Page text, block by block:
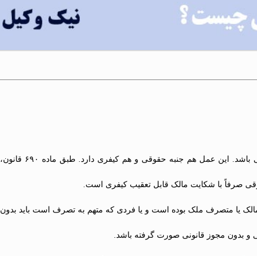
تعریف این کلمه یعنی تصرف غیرقانونی در ملک فرد دیگری بدون اجازه مالک آن می باشد. این عمل هم جنبه حقوقی و هم کیفری دارد. طبق ماده ۶۹۰ قانون،
صرفاً با شکایت مالک قابل تعقیب کیفری است.
یا متصرف ملک بوده است و یا فردی که متهم به تصرف است باید بدون
و بدون مجوز قانونی صورت گرفته باشد.